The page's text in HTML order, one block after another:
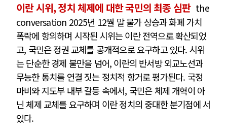
이란 시위, 정치 체제에 대한 국민의 최종 심판 the
conversation 2025년 12월 말 물가 상승과 화폐 가치
폭락에 항의하며 시작된 시위는 이란 전역으로 확산되었
고, 국민은 정권 교체를 공개적으로 요구하고 있다. 시위
는 단순한 경제 불만을 넘어, 이란의 반서방 외교노선과
무능한 통치를 연결 짓는 정치적 항거로 평가된다. 국정
마비와 지도부 내부 갈등 속에서, 국민은 체제 개혁이 아
닌 체제 교체를 요구하며 이란 정치의 중대한 분기점에 서
있다.